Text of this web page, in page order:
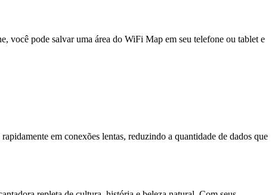
você pode salvar uma área do WiFi Map em seu telefone ou tablet e
em conexões lentas, reduzindo a quantidade de dados que